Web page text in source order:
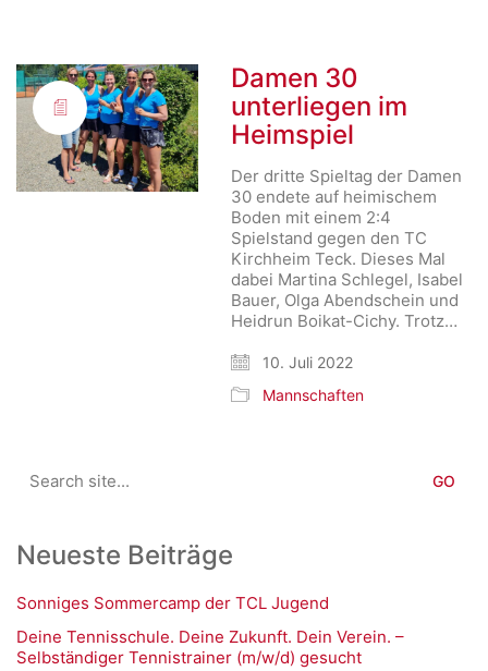
Damen 30
unterliegen im
Heimspiel
Der dritte Spieltag der Damen
30 endete auf heimischem
Boden mit einem 2:4
Spielstand gegen den TC
Kirchheim Teck. Dieses Mal
dabei Martina Schlegel, Isabel
Bauer, Olga Abendschein und
Heidrun Boikat-Cichy. Trotz…
10. Juli 2022
Mannschaften
for:
Neueste Beiträge
Sonniges Sommercamp der TCL Jugend
Deine Tennisschule. Deine Zukunft. Dein Verein. –
Selbständiger Tennistrainer (m/w/d) gesucht